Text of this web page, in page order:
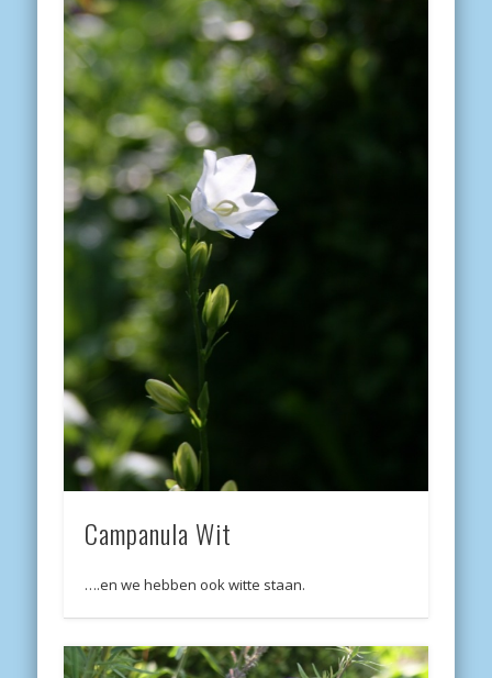
Campanula Wit
….en we hebben ook witte staan.